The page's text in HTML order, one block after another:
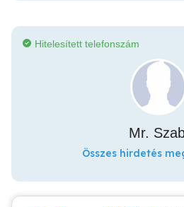
Hitelesített telefonszám
Mr.
Összes hirdetés